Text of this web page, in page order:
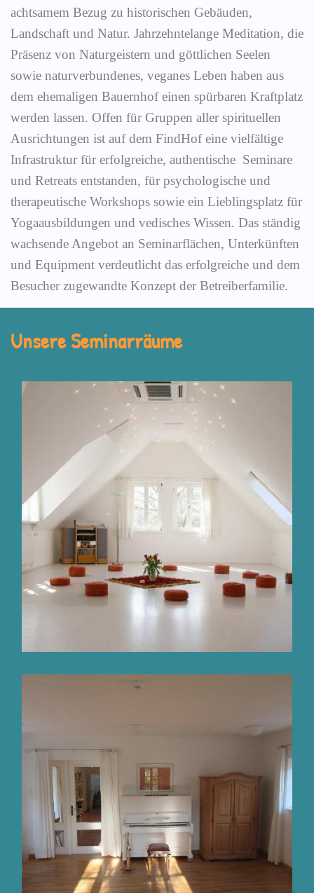
achtsamem Bezug zu historischen Gebäuden,
Landschaft und Natur. Jahrzehntelange Meditation, die
Präsenz von Naturgeistern und göttlichen Seelen
sowie naturverbundenes, veganes Leben haben aus
dem ehemaligen Bauernhof einen spürbaren Kraftplatz
werden lassen. Offen für Gruppen aller spirituellen
Ausrichtungen ist auf dem FindHof eine vielfältige
Infrastruktur für erfolgreiche, authentische Seminare
und Retreats entstanden, für psychologische und
therapeutische Workshops sowie ein Lieblingsplatz für
Yogaausbildungen und vedisches Wissen. Das ständig
wachsende Angebot an Seminarflächen, Unterkünften
und Equipment verdeutlicht das erfolgreiche und dem
Besucher zugewandte Konzept der Betreiberfamilie.
Unsere Seminarräume